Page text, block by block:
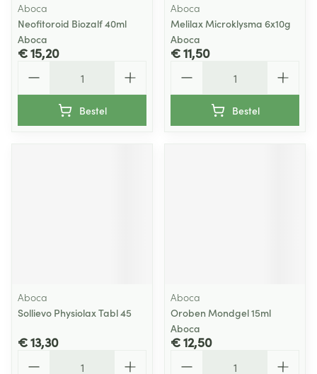
Aboca
Neofitoroid Biozalf 40ml
Aboca
€ 15,20
Bestel
Aboca
Melilax Microklysma 6x10g
Aboca
€ 11,50
Bestel
Aboca
Sollievo Physiolax Tabl 45
€ 13,30
Aboca
Oroben Mondgel 15ml
Aboca
€ 12,50